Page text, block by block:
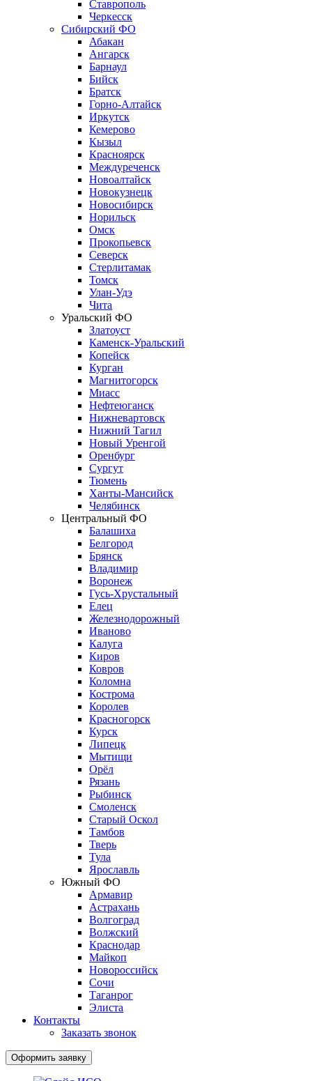
Ставрополь
Черкесск
Сибирский ФО
Абакан
Ангарск
Барнаул
Бийск
Братск
Горно-Алтайск
Иркутск
Кемерово
Кызыл
Красноярск
Междуреченск
Новоалтайск
Новокузнецк
Новосибирск
Норильск
Омск
Прокопьевск
Северск
Стерлитамак
Томск
Улан-Удэ
Чита
Уральский ФО
Златоуст
Каменск-Уральский
Копейск
Курган
Магнитогорск
Миасс
Нефтеюганск
Нижневартовск
Нижний Тагил
Новый Уренгой
Оренбург
Сургут
Тюмень
Ханты-Мансийск
Челябинск
Центральный ФО
Балашиха
Белгород
Брянск
Владимир
Воронеж
Гусь-Хрустальный
Елец
Железнодорожный
Иваново
Калуга
Киров
Ковров
Коломна
Кострома
Королев
Красногорск
Курск
Липецк
Мытищи
Орёл
Рязань
Рыбинск
Смоленск
Старый Оскол
Тамбов
Тверь
Тула
Ярославль
Южный ФО
Армавир
Астрахань
Волгоград
Волжский
Краснодар
Майкоп
Новороссийск
Сочи
Таганрог
Элиста
Контакты
Заказать звонок
Оформить заявку